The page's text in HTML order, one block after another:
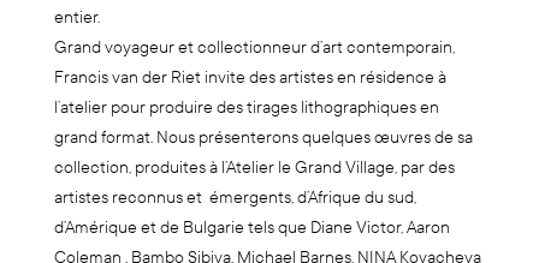
entier.
Grand voyageur et collectionneur d’art contemporain,
Francis van der Riet invite des artistes en résidence à
l’atelier pour produire des tirages lithographiques en
grand format. Nous présenterons quelques œuvres de sa
collection, produites à l’Atelier le Grand Village, par des
artistes reconnus et émergents, d’Afrique du sud,
d’Amérique et de Bulgarie tels que Diane Victor, Aaron
Coleman , Bambo Sibiya, Michael Barnes, NINA Kovacheva